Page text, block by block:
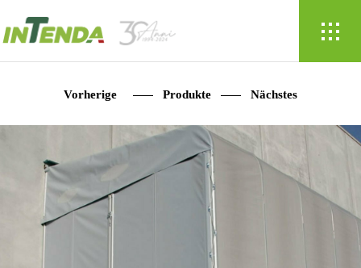
Vorherige Produkte Nächstes